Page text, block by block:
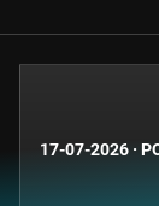
17-07-2026 ·